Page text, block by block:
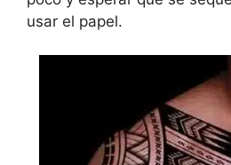
usar el papel.